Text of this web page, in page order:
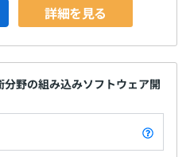
詳細を見る
分野の組み込みソフトウェア開